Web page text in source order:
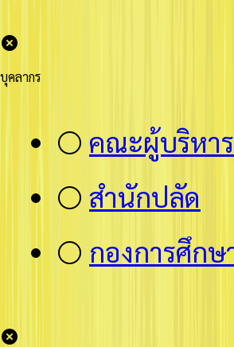
บุคลากร
⚪ คณะผู้บริหาร
⚪ สำนักปลัด
⚪ กองการศึกษ